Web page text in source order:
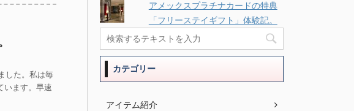
した。私は毎
います。早速
アメックスプラチナカードの特典
「フリーステイギフト」体験記。
カテゴリー
アイテム紹介